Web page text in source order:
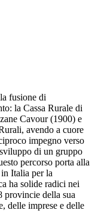
fusione di
la Cassa Rurale di
Cavour (1900) e
avendo a cuore
impegno verso
di un gruppo
percorso porta alla
Italia per la
ha solide radici nei
provincie della sua
delle imprese e delle